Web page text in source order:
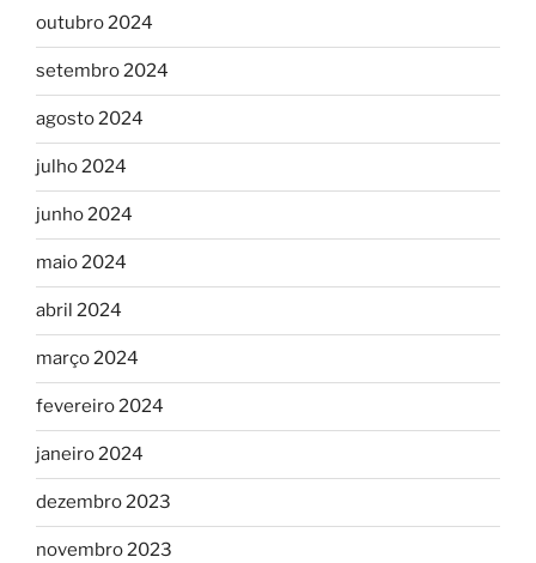
outubro 2024
setembro 2024
agosto 2024
julho 2024
junho 2024
maio 2024
abril 2024
março 2024
fevereiro 2024
janeiro 2024
dezembro 2023
novembro 2023